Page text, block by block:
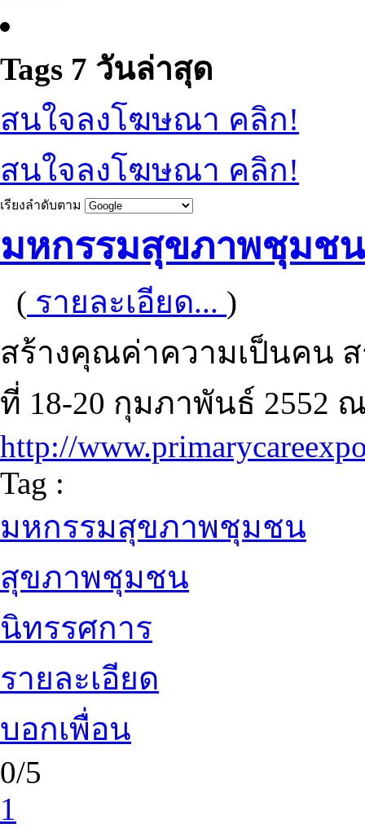
Tags 7 วันล่าสุด
สนใจลงโฆษณา คลิก!
สนใจลงโฆษณา คลิก!
เรียงลำดับตาม
มหกรรมสุขภาพชุมชน
( รายละเอียด... )
สร้างคุณค่าความเป็นคน
ที่ 18-20 กุมภาพันธ์ 2552
http://
Tag :
มหกรรมสุขภาพชุมชน
สุขภาพชุมชน
นิทรรศการ
รายละเอียด
บอกเพื่อน
0/5
1